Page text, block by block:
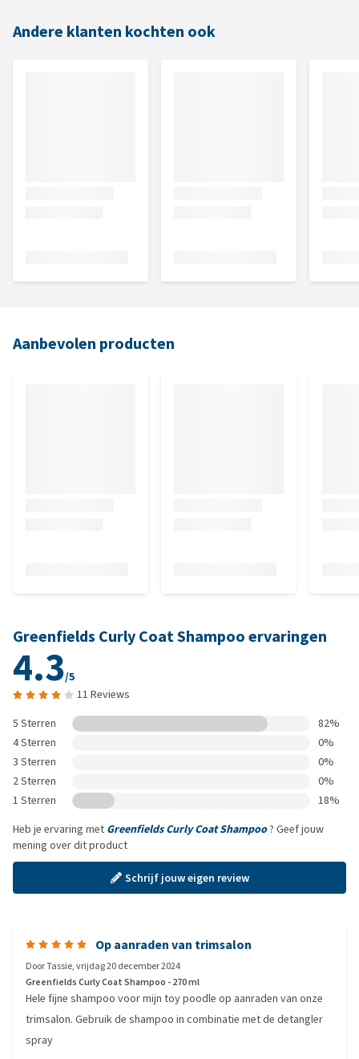
Andere klanten kochten ook
Aanbevolen producten
Greenfields Curly Coat Shampoo ervaringen
4.3/5
11 Reviews
5 Sterren
82%
4 Sterren
0%
3 Sterren
0%
2 Sterren
0%
1 Sterren
18%
Heb je ervaring met Greenfields Curly Coat Shampoo? Geef jouw
mening over dit product
Schrijf jouw eigen review
Op aanraden van trimsalon
DoorTassie,vrijdag 20 december 2024
Greenfields Curly Coat Shampoo - 270 ml
Hele fijne shampoo voor mijn toy poodle op aanraden van onze
trimsalon. Gebruik de shampoo in combinatie met de detangler
spray